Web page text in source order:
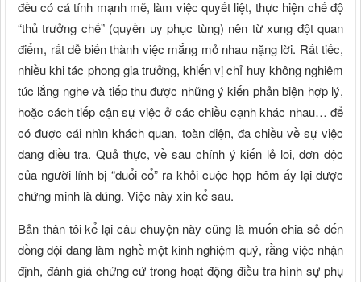
đều có cá tính mạnh mẽ, làm việc quyết liệt, thực hiện chế độ
“thủ trưởng chế” (quyền uy phục tùng) nên từ xung đột quan
điểm, rất dễ biến thành việc mắng mỏ nhau nặng lời. Rất tiếc,
nhiều khi tác phong gia trưởng, khiến vị chỉ huy không nghiêm
túc lắng nghe và tiếp thu được những ý kiến phản biện hợp lý,
hoặc cách tiếp cận sự việc ở các chiều cạnh khác nhau… để
có được cái nhìn khách quan, toàn diện, đa chiều về sự việc
đang điều tra. Quả thực, về sau chính ý kiến lẻ loi, đơn độc
của người lính bị “đuổi cổ” ra khỏi cuộc họp hôm ấy lại được
chứng minh là đúng. Việc này xin kể sau.
Bản thân tôi kể lại câu chuyện này cũng là muốn chia sẻ đến
đồng đội đang làm nghề một kinh nghiệm quý, rằng việc nhận
định, đánh giá chứng cứ trong hoạt động điều tra hình sự phụ